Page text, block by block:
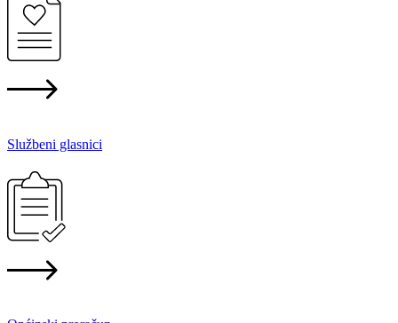
Službeni glasnici